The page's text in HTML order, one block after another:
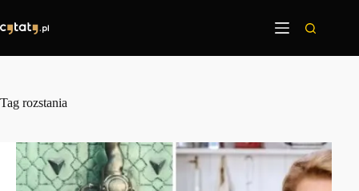
treści
Tag rozstania